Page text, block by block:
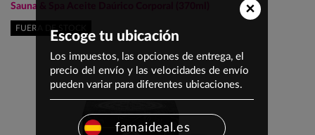
FUERA DE STOCK
Sauna & Spa Aceite Daúrico Corporal (370ml)
×
Escoge tu ubicación
Los impuestos, las opciones de entrega, el
precio del envío y las velocidades de envío
pueden variar para diferentes ubicaciones.
famaideal.es